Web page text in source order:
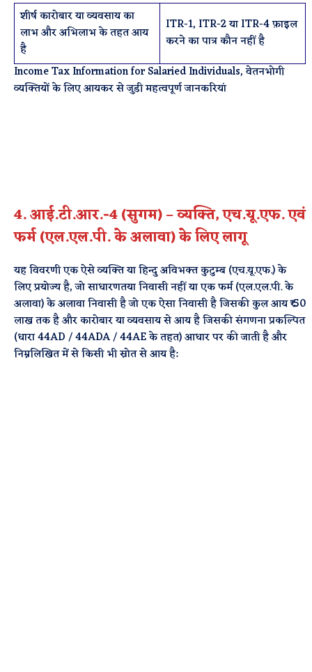
शीर्ष कारोबार या व्यवसाय का
लाभ और अभिलाभ के तहत आय
है
ITR-1, ITR-2 या ITR-4 फ़ाइल
करने का पात्र कौन नहीं है
Income Tax Information for Salaried Individuals, वेतनभोगी
व्यक्तियों के लिए आयकर से जुडी महत्वपूर्ण जानकरियां
4. आई.टी.आर.-4 (सुगम) – व्यक्ति, एच.यू.एफ. एवं
फर्म (एल.एल.पी. के अलावा) के लिए लागू
यह विवरणी एक ऐसे व्यक्ति या हिन्दु अविभक्त कुटुम्ब (एच.यू.एफ.) के
लिए प्रयोज्य है, जो साधारणतया निवासी नहीं या एक फर्म (एल.एल.पी. के
अलावा) के अलावा निवासी है जो एक ऐसा निवासी है जिसकी कुल आय ₹ 50
लाख तक है और कारोबार या व्यवसाय से आय है जिसकी संगणना प्रकल्पित
(धारा 44AD / 44ADA / 44AE के तहत) आधार पर की जाती है और
निम्नलिखित में से किसी भी स्रोत से आय है: